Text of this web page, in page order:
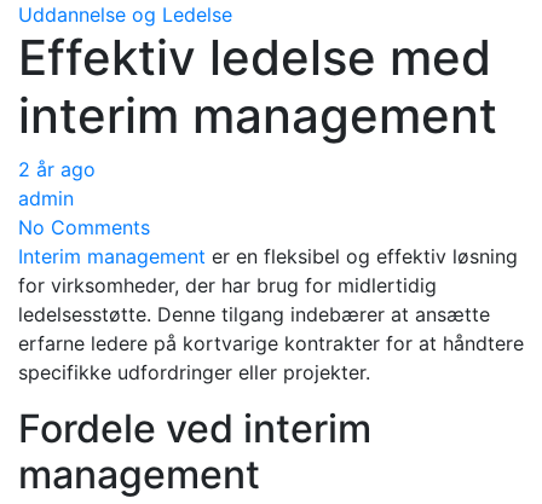
Uddannelse og Ledelse
Effektiv ledelse med
interim management
2 år ago
admin
No Comments
Interim management er en fleksibel og effektiv løsning
for virksomheder, der har brug for midlertidig
ledelsesstøtte. Denne tilgang indebærer at ansætte
erfarne ledere på kortvarige kontrakter for at håndtere
specifikke udfordringer eller projekter.
Fordele ved interim
management